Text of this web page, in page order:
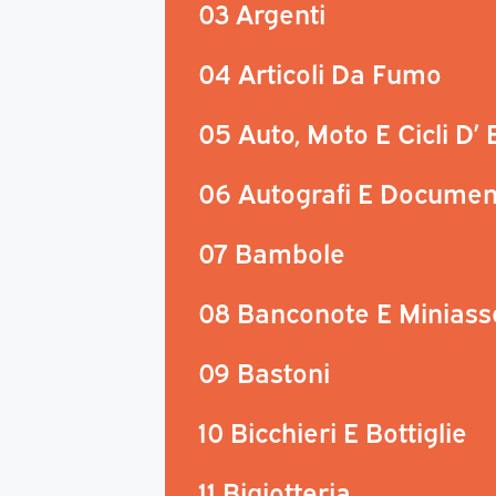
03 Argenti
04 Articoli Da Fumo
05 Auto, Moto E Cicli D’
06 Autografi E
07 Bambole
08 Banconote E
09 Bastoni
10 Bicchieri E Bottiglie